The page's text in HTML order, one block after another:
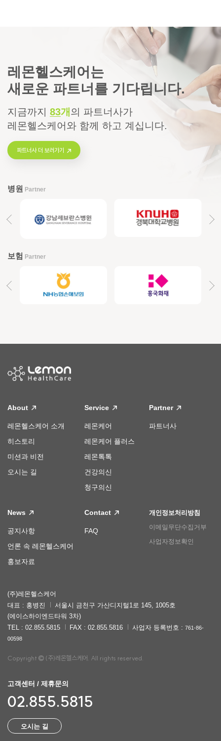
레몬헬스케어는
새로운 파트너를 기다립니다.
지금까지 83개 의 파트너사가
레몬헬스케어와 함께 하고 계십니다.
파트너사 더 보러가기
병원 Partner
보험 Partner
About
레몬헬스케어 소개
히스토리
미션과 비전
오시는 길
Service
레몬케어
레몬케어 플러스
레몬톡톡
건강의신
청구의신
Partner
파트너사
News
공지사항
언론 속 레몬헬스케어
홍보자료
Contact
FAQ
개인정보처리방침
이메일무단수집거부
사업자정보확인
(주)레몬헬스케어
대표 : 홍병진
서울시 금천구 가산디지털1로 145, 1005호
(에이스하이엔드타워 3차)
TEL : 02.855.5815
FAX : 02.855.5816 사업자 등록번호 : 761-86-
00598
Copyright (주)레몬헬스케어. All rights reserved.
고객센터 / 제휴문의
02.855.5815
오시는 길